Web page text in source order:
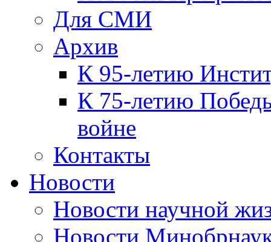
Для СМИ
Архив
К 95-летию
К 75-летию
войне
Контакты
Новости
Новости научной
Новости